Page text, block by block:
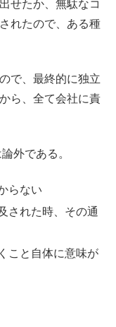
せたか、無駄なコ
れたので、ある種
で、最終的に独立
ら、全て会社に責
外である。
らない
された時、その通
こと自体に意味が